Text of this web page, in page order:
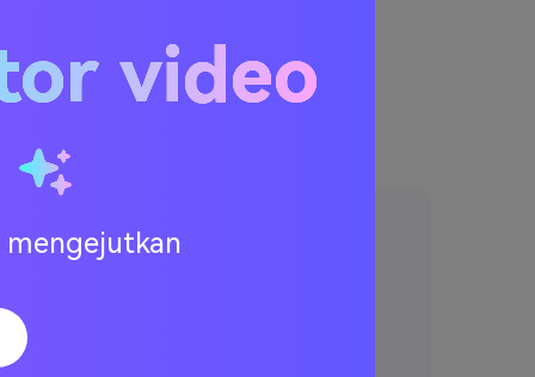
Media.io?
video
mengejutkan